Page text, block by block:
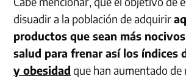
disuadir a la población de adquirir
productos que sean más
salud para frenar así los índices
y obesidad que han aumentado de